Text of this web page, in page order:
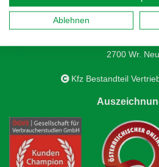
Kfz Bestandteil
2700 Wr.
Kfz Bestandteil
Ablehnen